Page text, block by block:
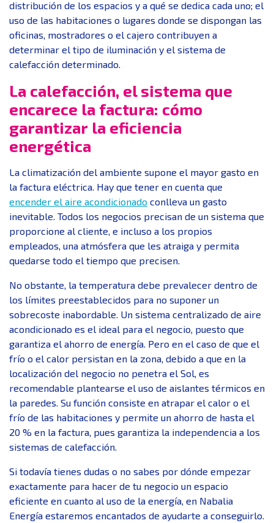
distribución de los espacios y a qué se dedica cada uno; el
uso de las habitaciones o lugares donde se dispongan las
oficinas, mostradores o el cajero contribuyen a
determinar el tipo de iluminación y el sistema de
calefacción determinado.
La calefacción, el sistema que
encarece la factura: cómo
garantizar la eficiencia
energética
La climatización del ambiente supone el mayor gasto en
la factura eléctrica. Hay que tener en cuenta que
encender el aire acondicionado conlleva un gasto
inevitable. Todos los negocios precisan de un sistema que
proporcione al cliente, e incluso a los propios
empleados, una atmósfera que les atraiga y permita
quedarse todo el tiempo que precisen.
No obstante, la temperatura debe prevalecer dentro de
los límites preestablecidos para no suponer un
sobrecoste inabordable. Un sistema centralizado de aire
acondicionado es el ideal para el negocio, puesto que
garantiza el ahorro de energía. Pero en el caso de que el
frío o el calor persistan en la zona, debido a que en la
localización del negocio no penetra el Sol, es
recomendable plantearse el uso de aislantes térmicos en
la paredes. Su función consiste en atrapar el calor o el
frío de las habitaciones y permite un ahorro de hasta el
20 % en la factura, pues garantiza la independencia a los
sistemas de calefacción.
Si todavía tienes dudas o no sabes por dónde empezar
exactamente para hacer de tu negocio un espacio
eficiente en cuanto al uso de la energía, en Nabalia
Energía estaremos encantados de ayudarte a conseguirlo.